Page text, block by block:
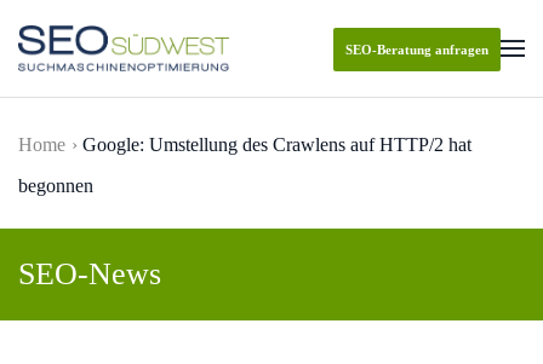
Skip to main content
SEO-Beratung anfragen
Home
Google: Umstellung des Crawlens auf HTTP/2 hat
begonnen
SEO-News